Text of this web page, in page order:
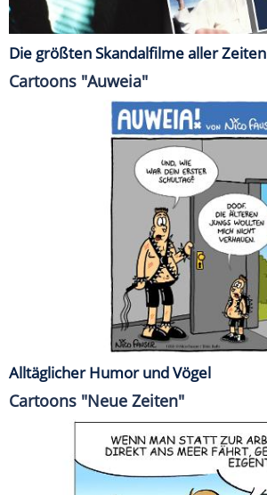
Die größten Skandalfilme aller Zeiten
Cartoons "Auweia"
Alltäglicher Humor und Vögel
Cartoons "Neue Zeiten"